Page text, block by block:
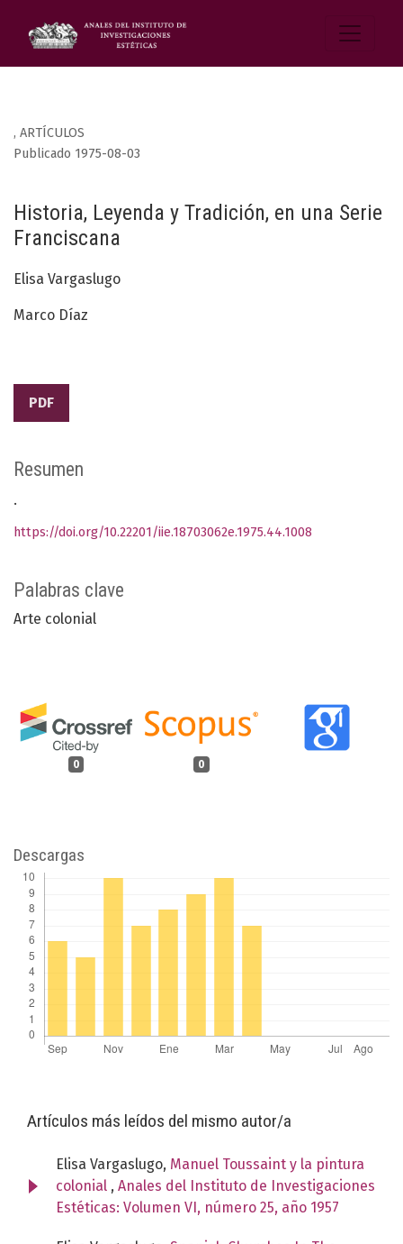
, ARTÍCULOS
Historia, Leyenda y Tradición, en una Serie
Franciscana
Publicado 1975-08-03
Elisa Vargaslugo
Marco Díaz
PDF
Palabras clave
Arte colonial
0 0
Resumen
.
https://doi.org/10.22201/iie.18703062e.1975.44.1008
Descargas
Artículos más leídos del mismo autor/a
Elisa Vargaslugo, Manuel Toussaint y la pintura
colonial , Anales del Instituto de Investigaciones
Estéticas: Volumen VI, número 25, año 1957